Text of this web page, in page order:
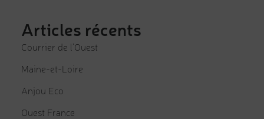
Articles récents
Courrier de l’Ouest
Maine-et-Loire
Anjou Eco
Ouest France